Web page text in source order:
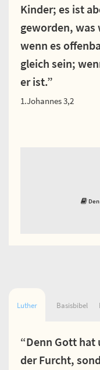
Kinder; es ist
geworden, was
wenn es
gleich sein;
er ist.”
1.Johannes 3,2
Luther Basisbibel
“Denn Gott hat
der Furcht,